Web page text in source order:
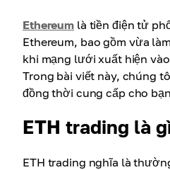
Ethereum là tiền điện tử
Ethereum, bao gồm vừa
khi mạng lưới xuất hiện
Trong bài viết này, chúng
đồng thời cung cấp cho
ETH trading là
ETH trading nghĩa là